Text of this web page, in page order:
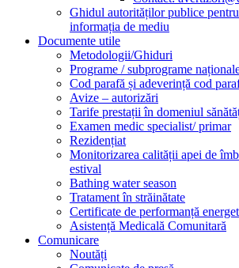
Ghidul autorităților publice
informația de mediu
Documente utile
Metodologii/Ghiduri
Programe / subprograme
Cod parafă și adeverință cod
Avize – autorizări
Tarife prestații în domeniul
Examen medic specialist/ primar
Rezidențiat
Monitorizarea calității apei de
estival
Bathing water season
Tratament în străinătate
Certificate de performanță
Asistență Medicală Comunitară
Comunicare
Noutăți